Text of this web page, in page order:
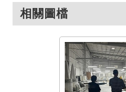
相關圖檔